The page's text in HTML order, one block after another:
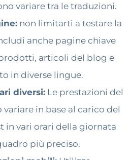
variare tra le traduzioni.
non limitarti a testare la
anche pagine chiave
articoli del blog e
in diverse lingue.
diversi: Le prestazioni del
in base al carico del
in vari orari della giornata
più preciso.